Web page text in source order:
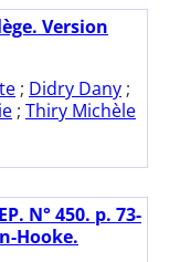
Version
; Didry Dany ;
; Thiry Michèle
N° 450. p. 73-
Hooke.